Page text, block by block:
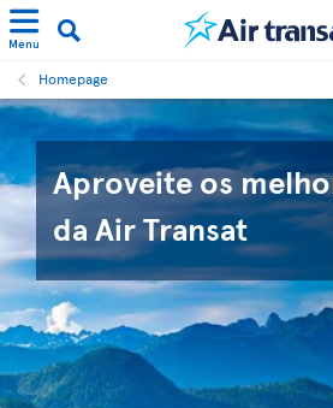
Menu
Homepage
Aproveite os
da Air Transat